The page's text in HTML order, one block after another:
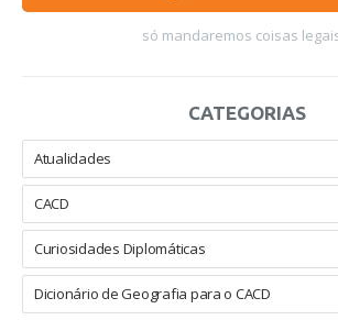
só mandaremos coisas
CATEGORIAS
Atualidades
CACD
Curiosidades Diplomáticas
Dicionário de Geografia para o CACD